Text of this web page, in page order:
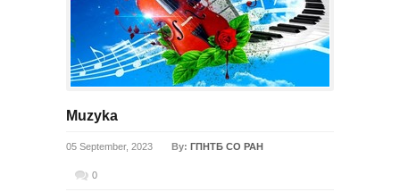
Muzyka
05 September, 2023 By: ГПНТБ СО РАН
0